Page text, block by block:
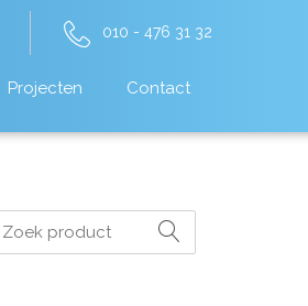
010 - 476 31 32
Projecten Contact
Zoeken